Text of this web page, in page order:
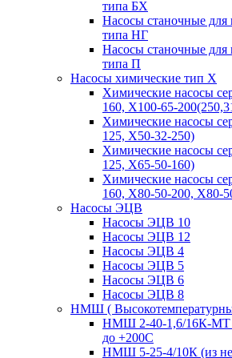
типа БХ
Насосы станочные
типа НГ
Насосы станочные
типа П
Насосы химические тип Х
Химические насосы
160, Х100-65-
Химические насосы
125, Х50-32-250)
Химические насосы
125, Х65-50-160)
Химические насосы
160, Х80-50-200, Х80-
Насосы ЭЦВ
Насосы ЭЦВ 10
Насосы ЭЦВ 12
Насосы ЭЦВ 4
Насосы ЭЦВ 5
Насосы ЭЦВ 6
Насосы ЭЦВ 8
НМШ (
НМШ 2-40-1,6/16К-МТ
до +200С
НМШ 5-25-4/10К (из